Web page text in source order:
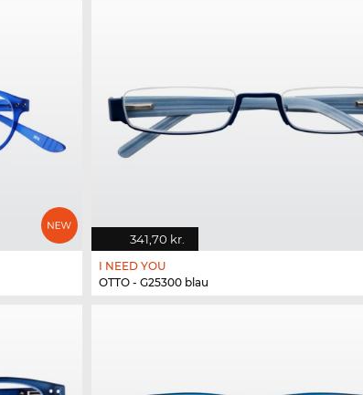
341,70 kr.
I NEED YOU
OTTO - G25300 blau